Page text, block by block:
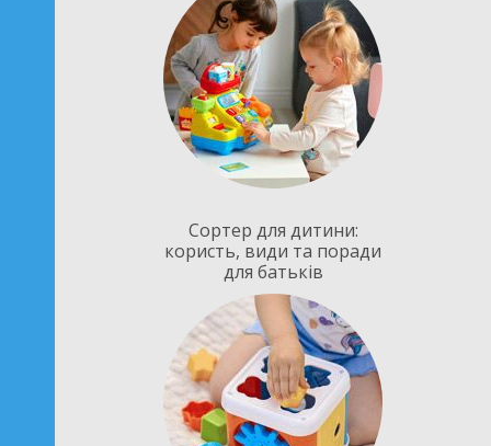
Сортер для дитини:
користь, види та поради
для батьків